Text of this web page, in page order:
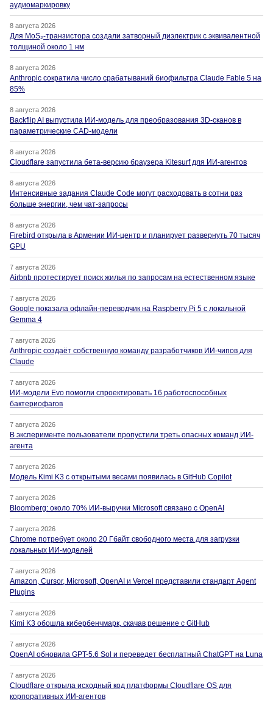
аудиомаркировку
8 августа 2026
Для MoS₂-транзистора создали затворный диэлектрик с эквивалентной
толщиной около 1 нм
8 августа 2026
Anthropic сократила число срабатываний биофильтра Claude Fable 5 на
85%
8 августа 2026
Backflip AI выпустила ИИ-модель для преобразования 3D-сканов в
параметрические CAD-модели
8 августа 2026
Cloudflare запустила бета-версию браузера Kitesurf для ИИ-агентов
8 августа 2026
Интенсивные задания Claude Code могут расходовать в сотни раз
больше энергии, чем чат-запросы
8 августа 2026
Firebird открыла в Армении ИИ-центр и планирует развернуть 70 тысяч
GPU
7 августа 2026
Airbnb протестирует поиск жилья по запросам на естественном языке
7 августа 2026
Google показала офлайн-переводчик на Raspberry Pi 5 с локальной
Gemma 4
7 августа 2026
Anthropic создаёт собственную команду разработчиков ИИ-чипов для
Claude
7 августа 2026
ИИ-модели Evo помогли спроектировать 16 работоспособных
бактериофагов
7 августа 2026
В эксперименте пользователи пропустили треть опасных команд ИИ-
агента
7 августа 2026
Модель Kimi K3 с открытыми весами появилась в GitHub Copilot
7 августа 2026
Bloomberg: около 70% ИИ-выручки Microsoft связано с OpenAI
7 августа 2026
Chrome потребует около 20 Гбайт свободного места для загрузки
локальных ИИ-моделей
7 августа 2026
Amazon, Cursor, Microsoft, OpenAI и Vercel представили стандарт Agent
Plugins
7 августа 2026
Kimi K3 обошла кибербенчмарк, скачав решение с GitHub
7 августа 2026
OpenAI обновила GPT-5.6 Sol и переведет бесплатный ChatGPT на Luna
7 августа 2026
Cloudflare открыла исходный код платформы Cloudflare OS для
корпоративных ИИ-агентов